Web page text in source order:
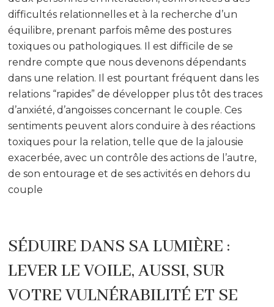
difficultés relationnelles et à la recherche d’un
équilibre, prenant parfois même des postures
toxiques ou pathologiques. Il est difficile de se
rendre compte que nous devenons dépendants
dans une relation. Il est pourtant fréquent dans les
relations “rapides” de développer plus tôt des traces
d’anxiété, d’angoisses concernant le couple. Ces
sentiments peuvent alors conduire à des réactions
toxiques pour la relation, telle que de la jalousie
exacerbée, avec un contrôle des actions de l’autre,
de son entourage et de ses activités en dehors du
couple
SÉDUIRE DANS SA LUMIÈRE :
LEVER LE VOILE, AUSSI, SUR
VOTRE VULNÉRABILITÉ ET SE